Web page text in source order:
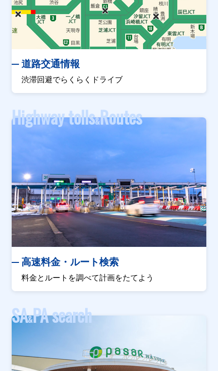
道路交通情報
渋滞回避でらくらくドライブ
Highway tolls&Routes
高速料金・ルート検索
料金とルートを調べて計画をたてよう
SA&PA search